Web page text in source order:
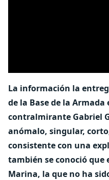
La información la
de la Base de la Armada
contralmirante Gabriel
anómalo, singular,
consistente con una
también se conoció que
Marina, la que no ha